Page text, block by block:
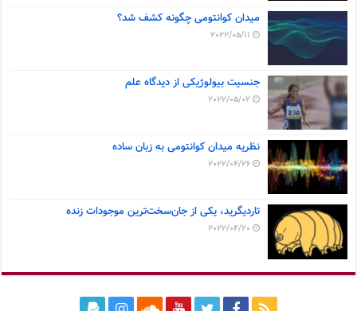
میدان کوانتومی چگونه کشف شد؟
2022/05/11
جنسیت بیولوژیکی از دیدگاه علم
2022/05/02
نظریه میدان کوانتومی به زبان ساده
2022/04/26
تاردیگرید، یکی از جان‌سخت‌ترین موجودات زنده
2022/04/20